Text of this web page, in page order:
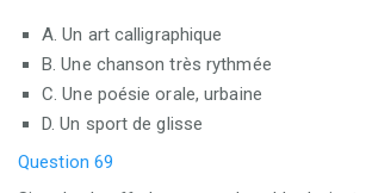
A. Un art calligraphique
B. Une chanson très rythmée
C. Une poésie orale, urbaine
D. Un sport de glisse
Question 69